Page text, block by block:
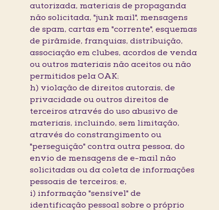
autorizada, materiais de propaganda
não solicitada, "junk mail", mensagens
de spam, cartas em "corrente", esquemas
de pirâmide, franquias, distribuição,
associação em clubes, acordos de venda
ou outros materiais não aceitos ou não
permitidos pela OAK;
h) violação de direitos autorais, de
privacidade ou outros direitos de
terceiros através do uso abusivo de
materiais, incluindo, sem limitação,
através do constrangimento ou
"perseguição" contra outra pessoa, do
envio de mensagens de e-mail não
solicitadas ou da coleta de informações
pessoais de terceiros; e,
i) informação "sensível" de
identificação pessoal sobre o próprio